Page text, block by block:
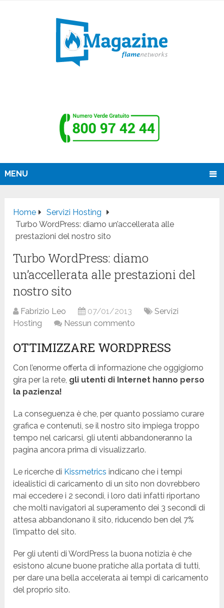
MENU
Home
Servizi Hosting
Turbo WordPress: diamo un’accellerata alle
prestazioni del nostro sito
Turbo WordPress: diamo
un’accellerata alle prestazioni del
nostro sito
Fabrizio Leo 07/01/2013
Servizi
Hosting
Nessun commento
OTTIMIZZARE WORDPRESS
Con l’enorme offerta di informazione che oggigiorno
gira per la rete, gli utenti di Internet hanno perso
la pazienza!
La conseguenza è che, per quanto possiamo curare
grafica e contenuti, se il nostro sito impiega troppo
tempo nel caricarsi, gli utenti abbandoneranno la
pagina ancora prima di visualizzarlo.
Le ricerche di Kissmetrics indicano che i tempi
idealistici di caricamento di un sito non dovrebbero
mai eccedere i 2 secondi, i loro dati infatti riportano
che molti navigatori al superamento dei 3 secondi di
attesa abbandonano il sito, riducendo ben del 7%
l’impatto del sito.
Per gli utenti di WordPress la buona notizia è che
esistono alcune buone pratiche alla portata di tutti,
per dare una bella accelerata ai tempi di caricamento
del proprio sito.